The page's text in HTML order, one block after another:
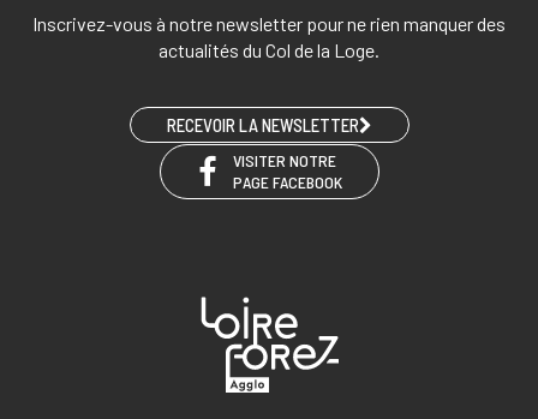
Inscrivez-vous à notre newsletter pour ne rien manquer des
actualités du Col de la Loge.
RECEVOIR LA NEWSLETTER
VISITER NOTRE
PAGE FACEBOOK